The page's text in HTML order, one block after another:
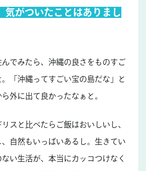
気がついたことはありまし
でみたら、沖縄の良さをものすご
。「沖縄ってすごい宝の島だな」と
外に出て良かったなぁと。
スと比べたらご飯はおいしいし、
、自然もいっぱいあるし。生きてい
ない生活が、本当にカッコつけなく